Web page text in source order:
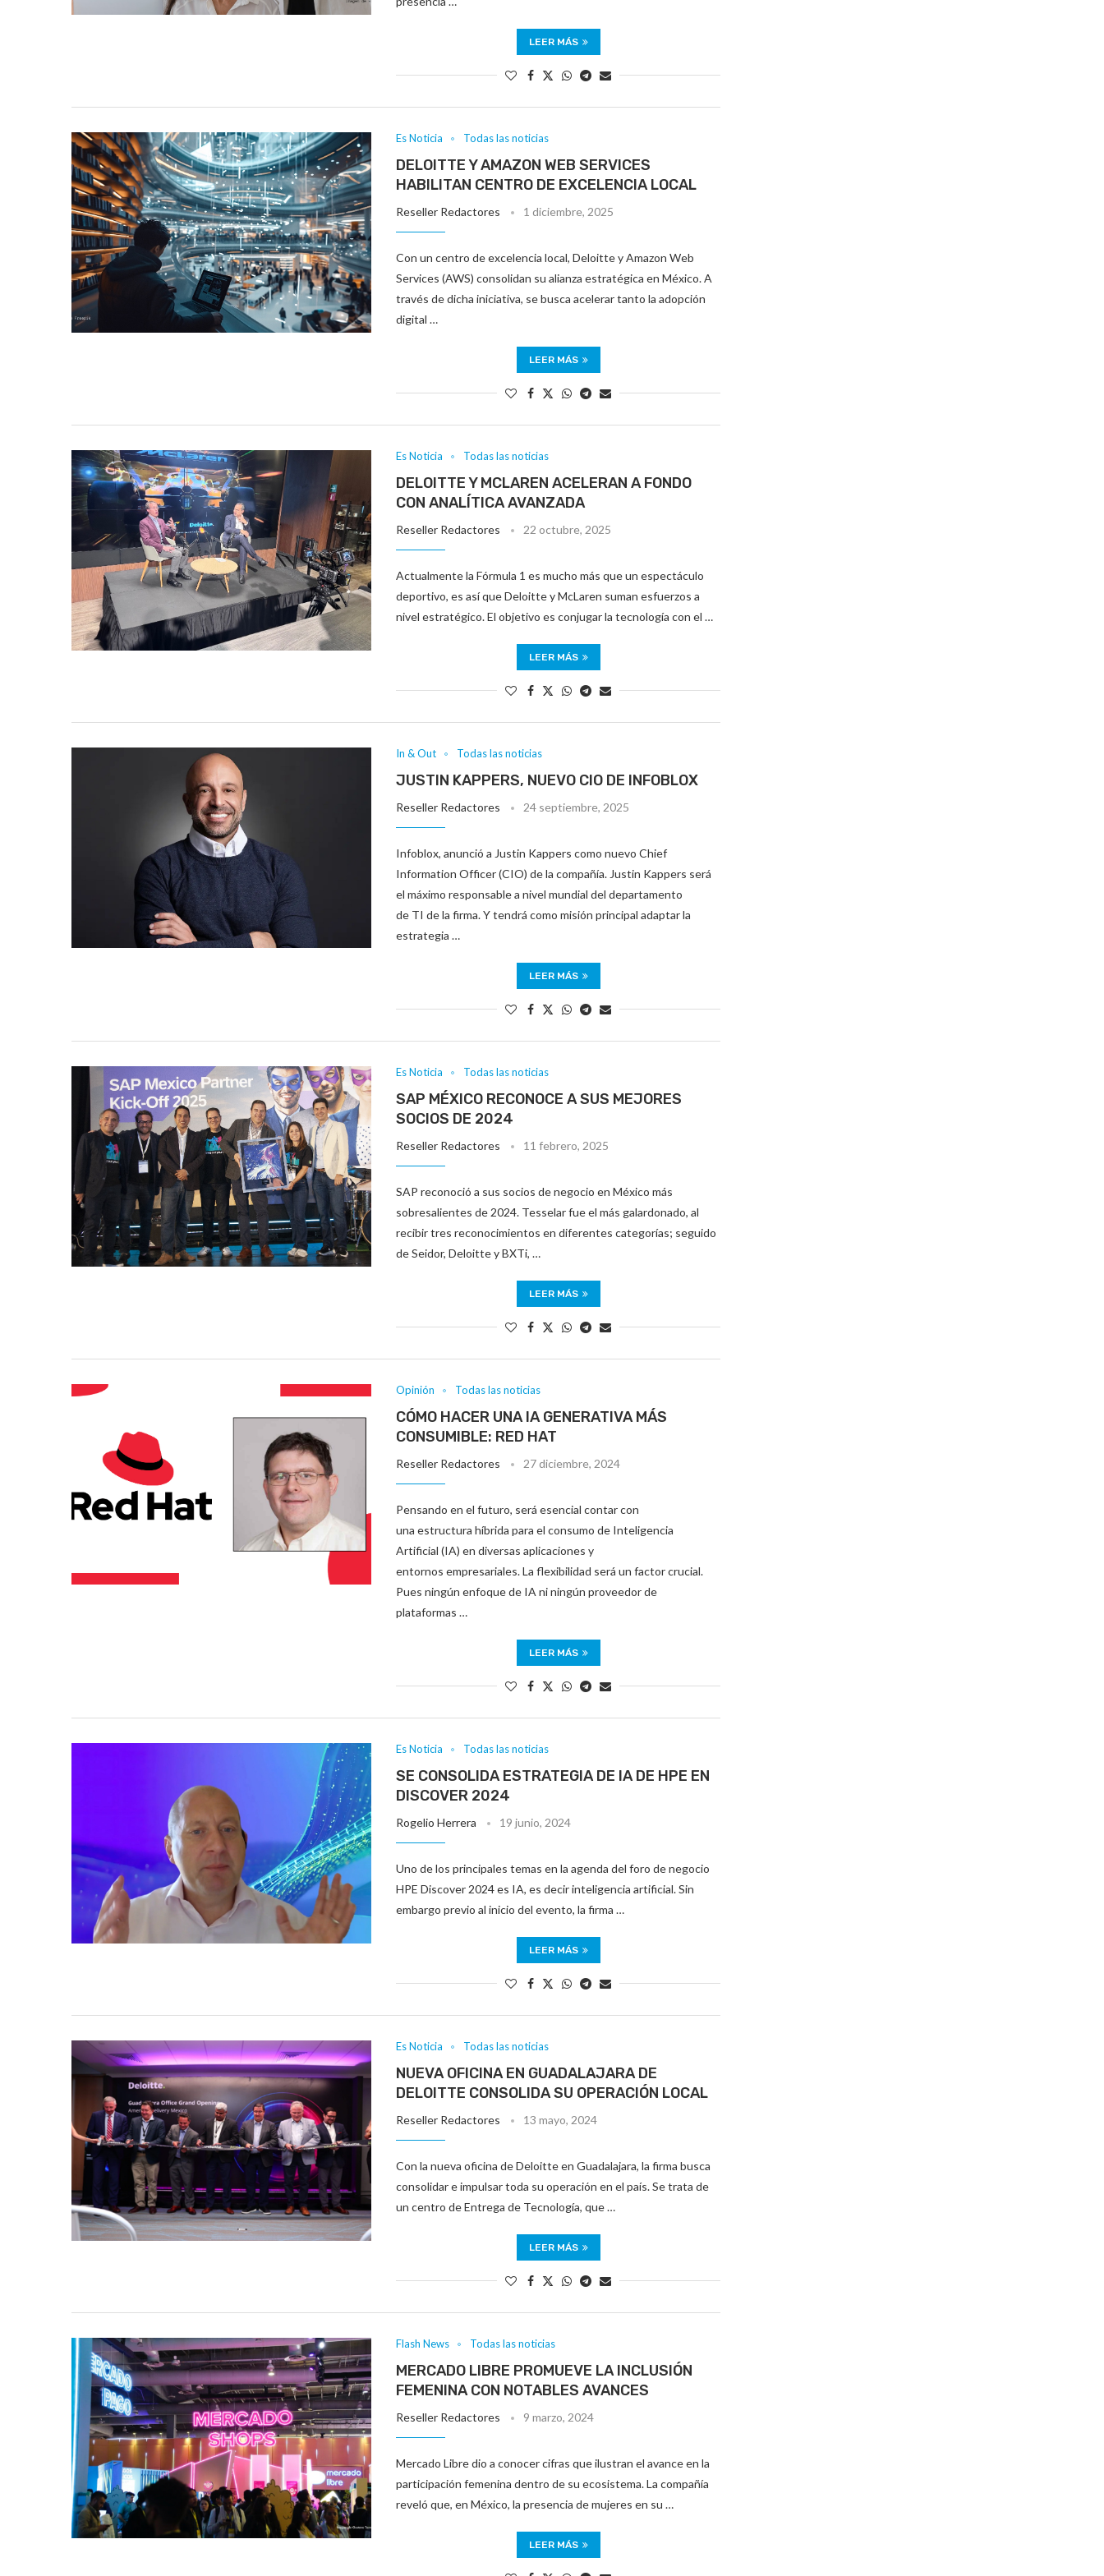
LEER MÁS
Es Noticia Todas las noticias
DELOITTE Y AMAZON WEB SERVICES
HABILITAN CENTRO DE EXCELENCIA LOCAL
Reseller Redactores 1 diciembre, 2025
Con un centro de excelencia local, Deloitte y Amazon Web
Services (AWS) consolidan su alianza estratégica en México. A
través de dicha iniciativa, se busca acelerar tanto la adopción
digital …
LEER MÁS
Es Noticia Todas las noticias
DELOITTE Y MCLAREN ACELERAN A FONDO
CON ANALÍTICA AVANZADA
Reseller Redactores 22 octubre, 2025
Actualmente la Fórmula 1 es mucho más que un espectáculo
deportivo, es así que Deloitte y McLaren suman esfuerzos a
nivel estratégico. El objetivo es conjugar la tecnología con el …
LEER MÁS
In & Out Todas las noticias
JUSTIN KAPPERS, NUEVO CIO DE INFOBLOX
Reseller Redactores 24 septiembre, 2025
Infoblox, anunció a Justin Kappers como nuevo Chief
Information Officer (CIO) de la compañía. Justin Kappers será
el máximo responsable a nivel mundial del departamento
de TI de la firma. Y tendrá como misión principal adaptar la
estrategia …
LEER MÁS
Es Noticia Todas las noticias
SAP MÉXICO RECONOCE A SUS MEJORES
SOCIOS DE 2024
Reseller Redactores 11 febrero, 2025
SAP reconoció a sus socios de negocio en México más
sobresalientes de 2024. Tesselar fue el más galardonado, al
recibir tres reconocimientos en diferentes categorías; seguido
de Seidor, Deloitte y BXTi, …
LEER MÁS
Opinión Todas las noticias
CÓMO HACER UNA IA GENERATIVA MÁS
CONSUMIBLE: RED HAT
Reseller Redactores 27 diciembre, 2024
Pensando en el futuro, será esencial contar con
una estructura híbrida para el consumo de Inteligencia
Artificial (IA) en diversas aplicaciones y
entornos empresariales. La flexibilidad será un factor crucial.
Pues ningún enfoque de IA ni ningún proveedor de
plataformas …
LEER MÁS
Es Noticia Todas las noticias
SE CONSOLIDA ESTRATEGIA DE IA DE HPE EN
DISCOVER 2024
Rogelio Herrera 19 junio, 2024
Uno de los principales temas en la agenda del foro de negocio
HPE Discover 2024 es IA, es decir inteligencia artificial. Sin
embargo previo al inicio del evento, la firma …
LEER MÁS
Es Noticia Todas las noticias
NUEVA OFICINA EN GUADALAJARA DE
DELOITTE CONSOLIDA SU OPERACIÓN LOCAL
Reseller Redactores 13 mayo, 2024
Con la nueva oficina de Deloitte en Guadalajara, la firma busca
consolidar e impulsar toda su operación en el país. Se trata de
un centro de Entrega de Tecnología, que …
LEER MÁS
Flash News Todas las noticias
MERCADO LIBRE PROMUEVE LA INCLUSIÓN
FEMENINA CON NOTABLES AVANCES
Reseller Redactores 9 marzo, 2024
Mercado Libre dio a conocer cifras que ilustran el avance en la
participación femenina dentro de su ecosistema. La compañía
reveló que, en México, la presencia de mujeres en su …
LEER MÁS